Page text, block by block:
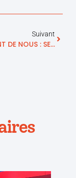
Suivant
ILS PARLENT DE NOUS : SENIORACTU – Telegrafik : Plateforme Du « Care »